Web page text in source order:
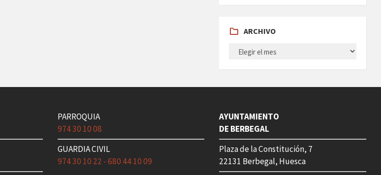
ARCHIVO
PARROQUIA
974 30 10 08
GUARDIA CIVIL
974 30 10 22 - 680 44 10 09
AYUNTAMIENTO
DE BERBEGAL
Plaza de la Constitución, 7
22131 Berbegal, Huesca